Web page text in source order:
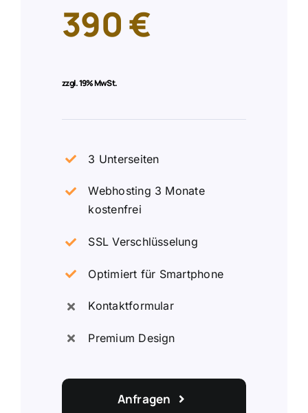
390 €
zzgl.19% MwSt.
3 Unterseiten
Webhosting 3 Monate
kostenfrei
SSL Verschlüsselung
Optimiert für Smartphone
Kontaktformular
Premium Design
Anfragen